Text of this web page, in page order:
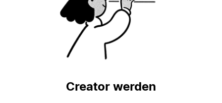
Creator werden